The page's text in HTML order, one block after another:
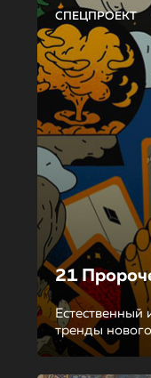
СПЕЦПРОЕКТ
21
Естественный
тренды